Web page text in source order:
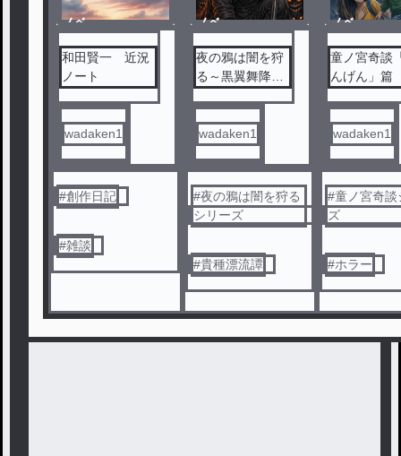
ノベ
和田賢一 近況
ノート
wadaken1
#創作日記
#雑談
ノベ
夜の鴉は闇を狩
る～黒翼舞降の
《叫ぶ者》
wadaken1
#夜の鴉は闇を狩る
シリーズ
#貴種漂流譚
ノベ
童ノ宮奇談
んげん」篇
wadaken1
#童ノ宮奇談
ズ
#ホラー